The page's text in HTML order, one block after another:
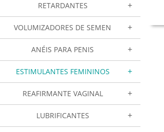
RETARDANTES
VOLUMIZADORES DE SEMEN
ANÉIS PARA PENIS
ESTIMULANTES FEMININOS
REAFIRMANTE VAGINAL
LUBRIFICANTES